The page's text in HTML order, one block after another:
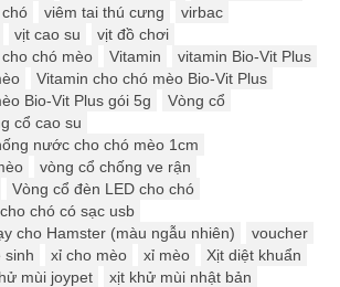
viêm tai thú cưng
virbac
vịt cao su
vịt đồ chơi
chó mèo
Vitamin
vitamin Bio-Vit Plus
Vitamin cho chó mèo Bio-Vit Plus
Bio-Vit Plus gói 5g
Vòng cổ
cổ cao su
nước cho chó mèo 1cm
vòng cổ chống ve rận
Vòng cổ đèn LED cho chó
chó có sạc usb
cho Hamster (màu ngẫu nhiên)
voucher
sinh xỉ cho mèo xỉ mèo
Xịt diệt khuẩn
mùi joypet
xịt khử mùi nhật bản